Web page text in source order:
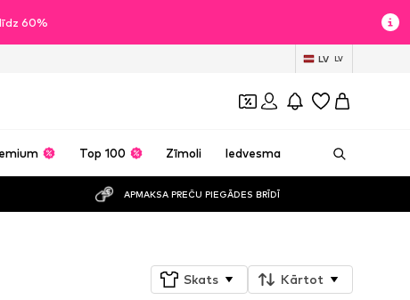
60%
LV LV
Top 100 Zīmoli Iedvesma
APMAKSA PREČU PIEGĀDES BRĪDĪ
Skats Kārtot